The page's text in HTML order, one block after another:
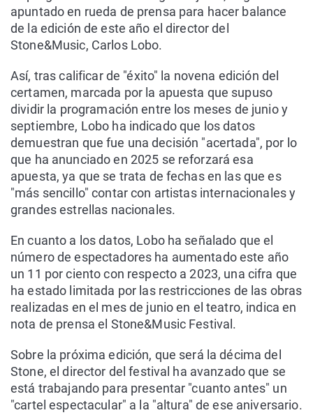
apuntado en rueda de prensa para hacer balance
de la edición de este año el director del
Stone&Music, Carlos Lobo.
Así, tras calificar de "éxito" la novena edición del
certamen, marcada por la apuesta que supuso
dividir la programación entre los meses de junio y
septiembre, Lobo ha indicado que los datos
demuestran que fue una decisión "acertada", por lo
que ha anunciado en 2025 se reforzará esa
apuesta, ya que se trata de fechas en las que es
"más sencillo" contar con artistas internacionales y
grandes estrellas nacionales.
En cuanto a los datos, Lobo ha señalado que el
número de espectadores ha aumentado este año
un 11 por ciento con respecto a 2023, una cifra que
ha estado limitada por las restricciones de las obras
realizadas en el mes de junio en el teatro, indica en
nota de prensa el Stone&Music Festival.
Sobre la próxima edición, que será la décima del
Stone, el director del festival ha avanzado que se
está trabajando para presentar "cuanto antes" un
"cartel espectacular" a la "altura" de ese aniversario.